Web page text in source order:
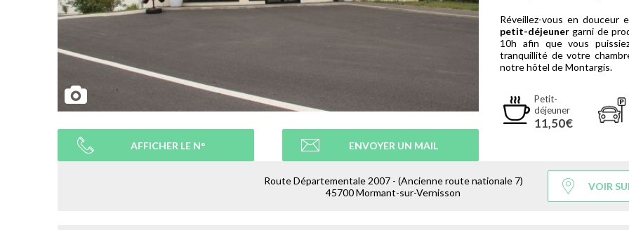
AFFICHER LE N° ENVOYER UN MAIL
Réveillez-vous en
petit-déjeunergarni de
10h afin que vous
tranquillité de votre
notre hôtel de Montargis.
Petit-
déjeuner
11,50€
Route Départementale 2007 - (Ancienne route nationale 7)
45700 Mormant-sur-Vernisson
VOIR